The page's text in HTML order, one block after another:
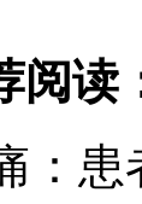
阅读
：